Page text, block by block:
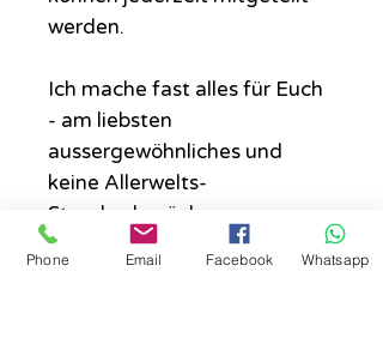
werden.
Ich mache fast alles für Euch
- am liebsten
aussergewöhnliches und
keine Allerwelts-
Standardsprüche.
Phone Email Facebook Whatsapp